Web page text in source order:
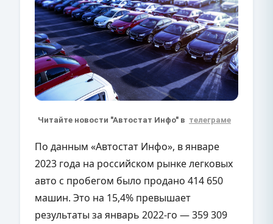
Читайте новости "Автостат Инфо" в телеграме
По данным «Автостат Инфо», в январе
2023 года на российском рынке легковых
авто с пробегом было продано 414 650
машин. Это на 15,4% превышает
результаты за январь 2022-го — 359 309